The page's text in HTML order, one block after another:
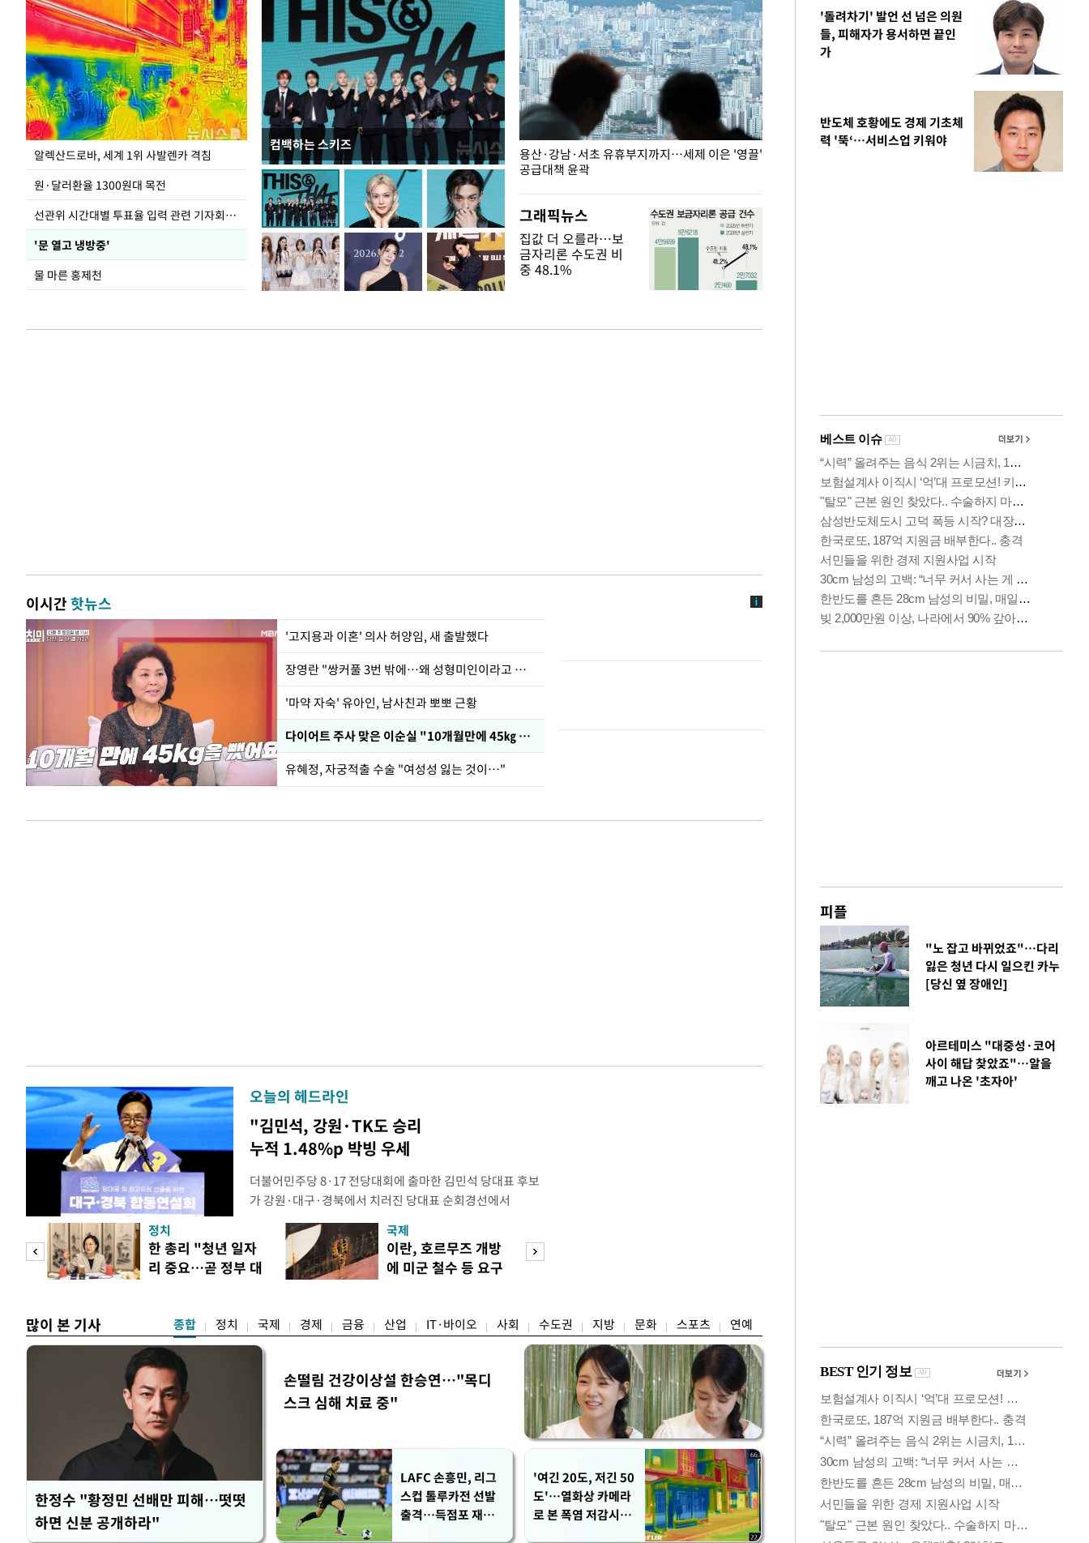
알렉산드로바, 세계 1위 사발렌카 격침
원·달러환율 1300원대 목전
선관위 시간대별 투표율 입력 관련 기자회견하는 주진우 의원
'문 열고 냉방중'
물 마른 홍제천
컴백하는 스키즈
주유소 기름값 12주째 하락, L당 1천800원대
용산·강남·서초 유휴부지까지…세제 이은 '영끌'
공급대책 윤곽
극한 폭염에 바
도
그래픽뉴스
집값 더 오를라…보
금자리론 수도권 비
중 48.1%
이시간핫뉴스
'고지용과 이혼' 의사 허양임, 새 출발했다
장영란 "쌍커풀 3번 밖에…왜 성형미인이라고 하냐"
'마약 자숙' 유아인, 남사친과 뽀뽀 근황
다이어트 주사 맞은 이순실 "10개월만에 45㎏ 감량"
유혜정, 자궁적출 수술 "여성성 잃는 것이…"
오늘의 헤드라인
"김민석, 강원·TK도 승리
누적 1.48%p 박빙 우세
더불어민주당 8·17 전당대회에 출마한 김민석 당대표 후보
가 강원·대구·경북에서 치러진 당대표 순회경선에서
48.54%(1만8977표)를 얻어 상대 경쟁주자인 정청래 후보
를 1622표(4.14%p) 차로 제치고 1위를 차지했다. 전날 제주
·인천 권리당원 투표에서도 김 후보가 앞섰다. 이에 따라 누
적 합산(가중치 미반영)에서도 김 후보(46.01%)가
피
정치
한 총리 "청년 일자
리 중요…곧 정부 대
국제
이란, 호르무즈 개방
에 미군 철수 등 요구
많이 본 기사 종합 정치 국제 경제 금융 산업 IT·바이오 사회 수도권 지방 문화 스포츠 연예
한정수 "황정민 선배만 피해…떳떳
하면 신분 공개하라"
손떨림 건강이상설 한승연…"목디
스크 심해 치료 중"
LAFC 손흥민, 리그
스컵 톨루카전 선발
출격…득점포 재가
'여긴 20도, 저긴 50
도'…열화상 카메라
로 본 폭염 저감시설
'돌려차기' 발언 선 넘은 의원
들, 피해자가 용서하면 끝인
가
반도체 호황에도 경제 기초체
력 '뚝‘…서비스업 키워야
피플
"노 잡고 바뀌었죠"…다리
잃은 청년 다시 일으킨 카누
[당신 옆 장애인]
아르테미스 "대중성·코어
사이 해답 찾았죠"…알을
깨고 나온 '초자아'